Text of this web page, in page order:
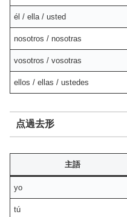
él / ella / usted
nosotros / nosotras
vosotros / vosotras
ellos / ellas / ustedes
点過去形
主語
yo
tú